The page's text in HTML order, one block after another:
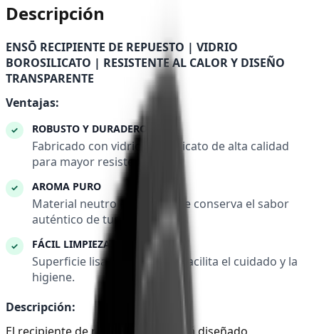
Descripción
ENSŌ RECIPIENTE DE REPUESTO | VIDRIO
BOROSILICATO | RESISTENTE AL CALOR Y DISEÑO
TRANSPARENTE
Ventajas:
✓ ROBUSTO Y DURADERO
Fabricado con vidrio borosilicato de alta calidad
para mayor resistencia.
✓ AROMA PURO
Material neutro en sabor que conserva el sabor
auténtico de tus aromas.
✓ FÁCIL LIMPIEZA
Superficie lisa de vidrio que facilita el cuidado y la
higiene.
Descripción: